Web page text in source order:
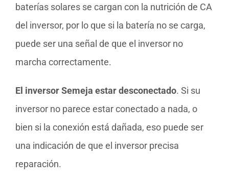
baterías solares se cargan con la nutrición de CA
del inversor, por lo que si la batería no se carga,
puede ser una señal de que el inversor no
marcha correctamente.
El inversor Semeja estar desconectado. Si su
inversor no parece estar conectado a nada, o
bien si la conexión está dañada, eso puede ser
una indicación de que el inversor precisa
reparación.